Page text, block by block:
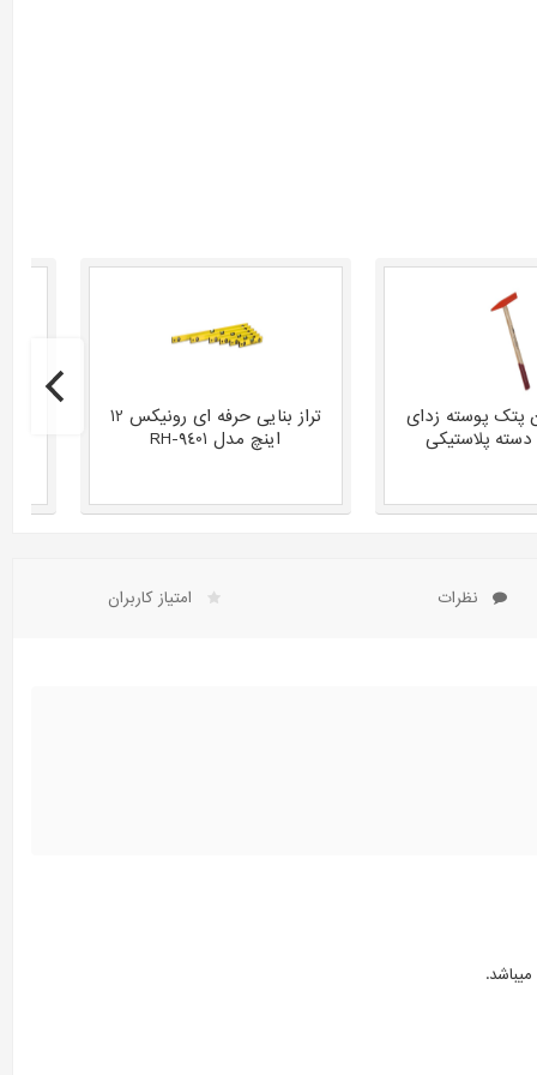
تراز بنایی حرفه ای رونیکس 12
اینچ مدل RH-9401
پتک پوسته زدای
پلاستیکی
نظرات امتیاز کاربران